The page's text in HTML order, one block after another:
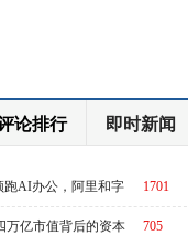
论排行 即时新闻
1701
跑AI办公，阿里和字
705
万亿市值背后的资本